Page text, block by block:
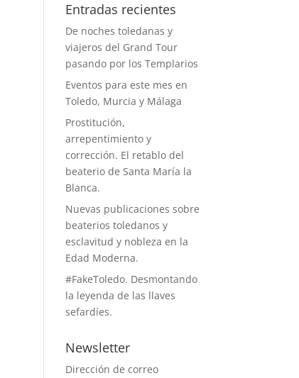
Entradas recientes
De noches toledanas y
viajeros del Grand Tour
pasando por los Templarios
Eventos para este mes en
Toledo, Murcia y Málaga
Prostitución,
arrepentimiento y
corrección. El retablo del
beaterio de Santa María la
Blanca.
Nuevas publicaciones sobre
beaterios toledanos y
esclavitud y nobleza en la
Edad Moderna.
#FakeToledo. Desmontando
la leyenda de las llaves
sefardíes.
Newsletter
Dirección de correo